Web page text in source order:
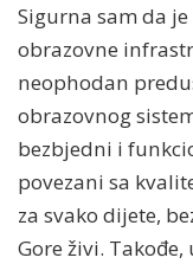
Sigurna sam da
obrazovne
neophodan
obrazovnog
bezbjedni i
povezani sa
za svako dijete,
Gore živi.